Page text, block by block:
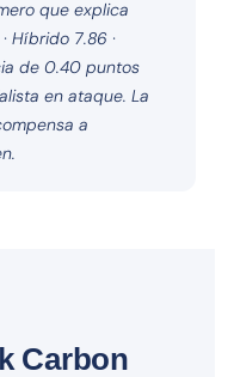
que explica
Híbrido 7.86 ·
de 0.40 puntos
en ataque. La
a
Carbon